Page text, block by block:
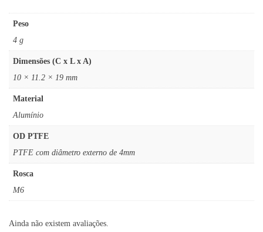
Peso
4 g
Dimensões (C x L x A)
10 × 11.2 × 19 mm
Material
Alumínio
OD PTFE
PTFE com diâmetro externo de 4mm
Rosca
M6
Ainda não existem avaliações.